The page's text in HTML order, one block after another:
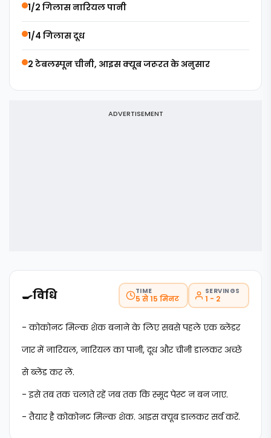
1/2 गिलास नारियल पानी
1/4 गिलास दूध
2 टेबलस्पून चीनी, आइस क्यूब जरूरत के अनुसार
🍳विधि TIME
5 से 15 मिनट
SERVINGS
1 - 2
- कोकोनट मिल्क शेक बनाने के लिए सबसे पहले एक ब्लेंडर
जार में नारियल, नारियल का पानी, दूध और चीनी डालकर अच्छे
से ब्लेंड कर लें.
- इसे तब तक चलाते रहें जब तक कि स्मूद पेस्ट न बन जाए.
- तैयार है कोकोनट मिल्क शेक. आइस क्यूब डालकर सर्व करें.
ADVERTISEMENT